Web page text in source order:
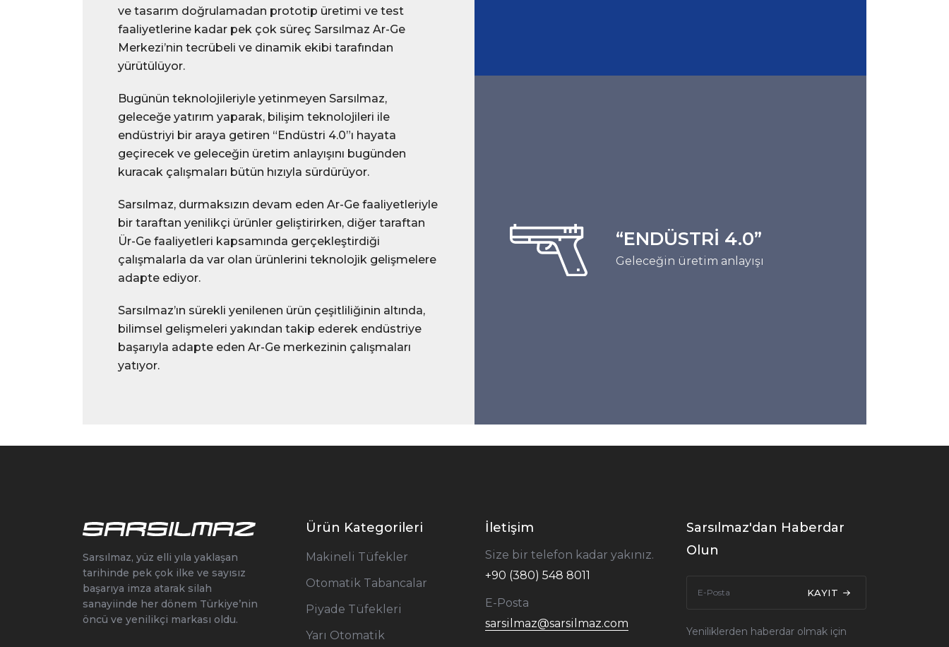
ve tasarım doğrulamadan prototip üretimi ve test
faaliyetlerine kadar pek çok süreç Sarsılmaz Ar-Ge
Merkezi’nin tecrübeli ve dinamik ekibi tarafından
yürütülüyor.
Bugünün teknolojileriyle yetinmeyen Sarsılmaz,
geleceğe yatırım yaparak, bilişim teknolojileri ile
endüstriyi bir araya getiren “Endüstri 4.0”ı hayata
geçirecek ve geleceğin üretim anlayışını bugünden
kuracak çalışmaları bütün hızıyla sürdürüyor.
Sarsılmaz, durmaksızın devam eden Ar-Ge faaliyetleriyle
bir taraftan yenilikçi ürünler geliştirirken, diğer taraftan
Ür-Ge faaliyetleri kapsamında gerçekleştirdiği
çalışmalarla da var olan ürünlerini teknolojik gelişmelere
adapte ediyor.
Sarsılmaz’ın sürekli yenilenen ürün çeşitliliğinin altında,
bilimsel gelişmeleri yakından takip ederek endüstriye
başarıyla adapte eden Ar-Ge merkezinin çalışmaları
yatıyor.
“ENDÜSTRİ 4.0”
Geleceğin üretim anlayışı
Sarsılmaz, yüz elli yıla yaklaşan
tarihinde pek çok ilke ve sayısız
başarıya imza atarak silah
sanayiinde her dönem Türkiye’nin
öncü ve yenilikçi markası oldu.
Ürün Kategorileri
Makineli Tüfekler
Otomatik Tabancalar
Piyade Tüfekleri
Yarı Otomatik
İletişim
Size bir telefon kadar yakınız.
+90 (380) 548 8011
E-Posta
sarsilmaz@sarsilmaz.com
Sarsılmaz'dan Haberdar
Olun
KAYIT
Yeniliklerden haberdar olmak için